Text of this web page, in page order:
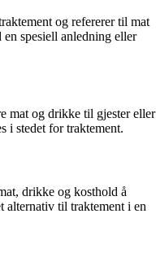
og refererer til mat
spesiell anledning eller
mat og drikke til gjester eller
i stedet for traktement.
drikke og kosthold å
alternativ til traktement i en